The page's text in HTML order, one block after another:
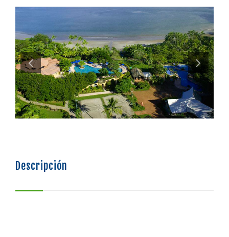
BOLSA DE EMPLEO
Descripción